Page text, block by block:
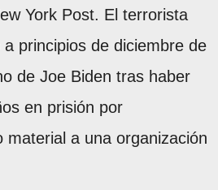
York Post. El terrorista
principios de diciembre de
de Joe Biden tras haber
en prisión por
material a una organización